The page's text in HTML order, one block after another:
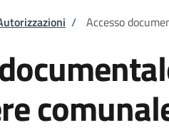
pane
/ Accesso